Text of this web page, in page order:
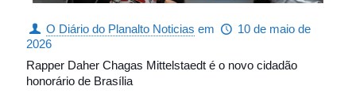
O Diário do Planalto Noticias em
10 de maio de
2026
Rapper Daher Chagas Mittelstaedt é o novo cidadão
honorário de Brasília